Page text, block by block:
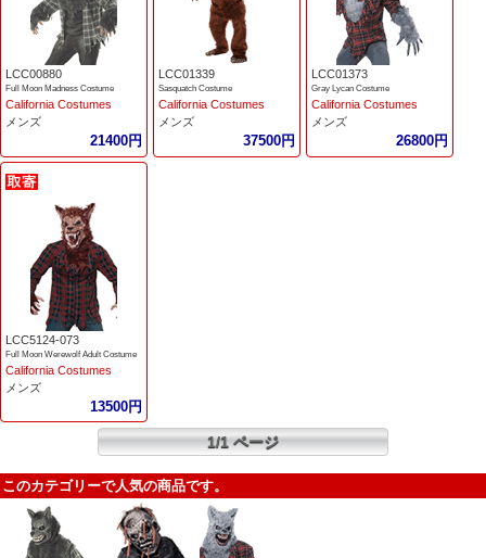
LCC00880
Full Moon Madness Costume
California Costumes
メンズ
21400円
LCC01339
Sasquatch Costume
California Costumes
メンズ
37500円
LCC01373
Gray Lycan Costume
California Costumes
メンズ
26800円
LCC5124-073
Full Moon Werewolf Adult Costume
California Costumes
メンズ
13500円
1/1 ページ
このカテゴリーで人気の商品です。